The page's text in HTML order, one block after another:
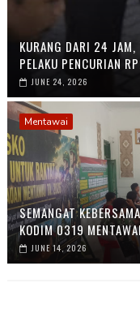
KURANG DARI 24
PELAKU PENCURIAN
JUNE 24, 2026
Mentawai
SEMANGAT
KODIM 0319
JUNE 14, 2026